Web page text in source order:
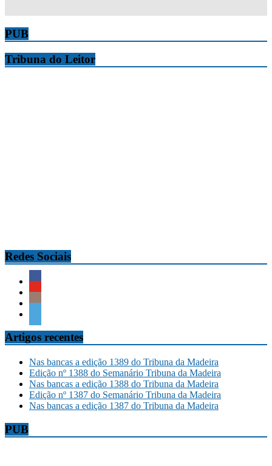
PUB
Tribuna do Leitor
Redes Sociais
Artigos recentes
Nas bancas a edição 1389 do Tribuna da Madeira
Edição nº 1388 do Semanário Tribuna da Madeira
Nas bancas a edição 1388 do Tribuna da Madeira
Edição nº 1387 do Semanário Tribuna da Madeira
Nas bancas a edição 1387 do Tribuna da Madeira
PUB